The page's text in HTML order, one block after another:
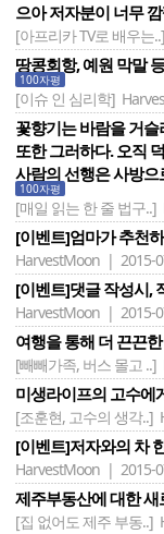
으아 저자분이 너무
[아프리카 TV로 배우는..]
땅콩회항, 예원 막말
100자평
[이슈 인 심리학]
꽃향기는 바람을 거
또한 그러하다. 오직
사람의 선행은 사방으
100자평
[매일 읽는 한 줄 법구..]
[이벤트]엄마가 추천
HarvestMoon | 2015-
[이벤트]댓글 작성시,
HarvestMoon | 2015-
여행을 통해 더 끈끈
[빼빼가족, 버스 몰고 ..]
미생라이프의 고수에
[조훈현, 고수의 생각..]
[이벤트]저자와의 차
HarvestMoon | 2015-
제주부동산에 대한
[집 없어도 제주 부동..]